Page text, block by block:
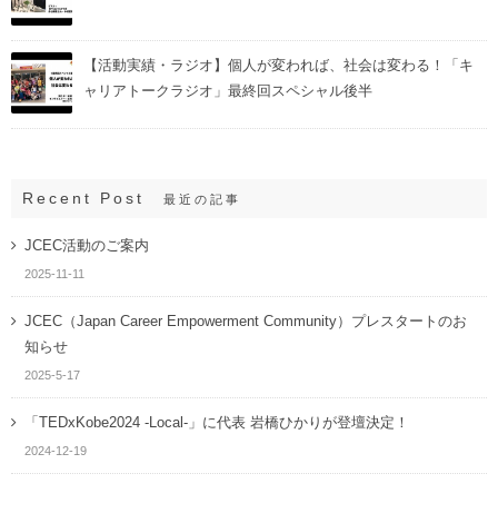
【活動実績・ラジオ】個人が変われば、社会は変わる！「キ
ャリアトークラジオ」最終回スペシャル後半
Recent Post 最近の記事
JCEC活動のご案内
2025-11-11
JCEC（Japan Career Empowerment Community）プレスタートのお
知らせ
2025-5-17
「TEDxKobe2024 -Local-」に代表 岩橋ひかりが登壇決定！
2024-12-19